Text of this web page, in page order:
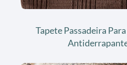
Tapete Passadeira